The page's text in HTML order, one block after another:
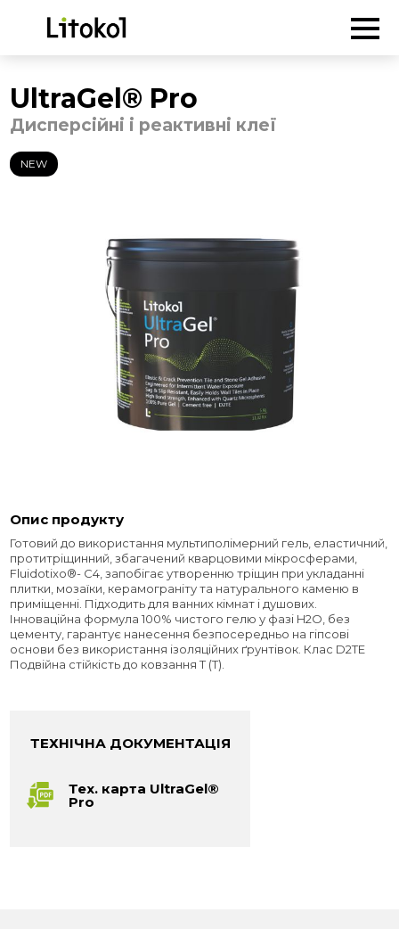
ГОЛОВНА -Продукція
UltraGel®
UltraGel® Pro
Дисперсійні і реактивні клеї
NEW
Опис продукту
Готовий до використання мультиполімерний гель, еластичний,
протитріщинний, збагачений кварцовими мікросферами,
Fluidotixo®- C4, запобігає утворенню тріщин при укладанні
плитки, мозаїки, керамограніту та натурального каменю в
приміщенні. Підходить для ванних кімнат і душових.
Інноваційна формула 100% чистого гелю у фазі H2O, без
цементу, гарантує нанесення безпосередньо на гіпсові
основи без використання ізоляційних ґрунтівок. Клас D2TE
Подвійна стійкість до ковзання T (T).
ТЕХНІЧНА ДОКУМЕНТАЦІЯ
Тех. карта UltraGel®
Pro